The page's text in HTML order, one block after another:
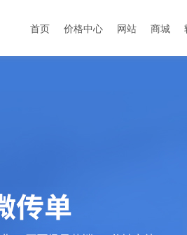
首页 价格中心 网站 商城